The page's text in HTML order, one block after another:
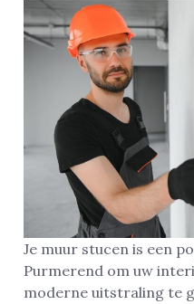
Je muur stucen is een
Purmerend om uw
moderne uitstraling te